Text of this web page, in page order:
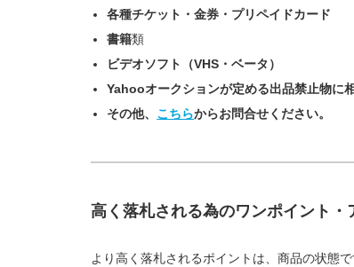
各種チケット・金券・プリペイドカード
書籍類
ビデオソフト（VHS・ベータ）
Yahooオークションが定める出品禁止物に
その他、 こちらからお問合せください。
高く落札される為のワンポイント・
より高く落札されるポイントは、商品の状態で